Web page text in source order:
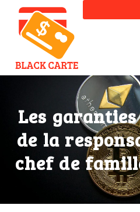
Les
de la
chef de